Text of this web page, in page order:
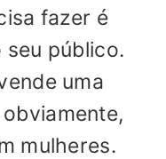
fazer é
público.
uma
mulheres.